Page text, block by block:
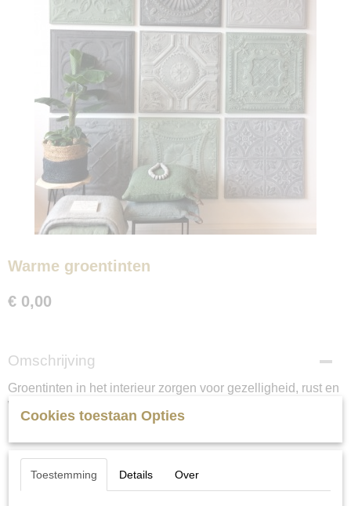
Warme groentinten
€ 0,00
Omschrijving
Groentinten in het interieur zorgen voor gezelligheid, rust en
warmte.
Warme groentinten
Cookies toestaan Opties
Toestemming Details Over